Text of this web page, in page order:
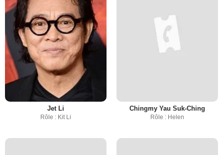
Jet Li
Rôle : Kit Li
Chingmy Yau Suk-Ching
Rôle : Helen